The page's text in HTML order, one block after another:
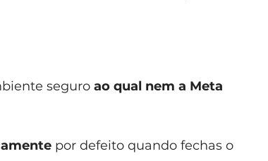
seguro ao qual nem a Meta
por defeito quando fechas o